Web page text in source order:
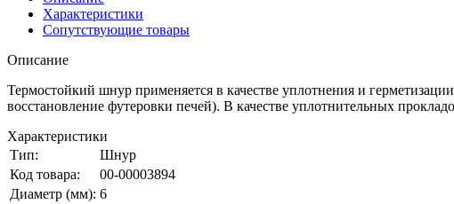
Характеристики
Сопутствующие товары
Описание
Термостойкий шнур применяется в качестве уплотнения и
восстановление футеровки печей). В качестве уплотнительных
Характеристики
Тип:
Шнур
Код товара:
00-00003894
Диаметр (мм): 6